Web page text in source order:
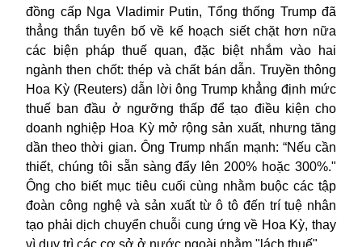
đồng cấp Nga Vladimir Putin, Tổng thống Trump đã
thẳng thắn tuyên bố về kế hoạch siết chặt hơn nữa
các biện pháp thuế quan, đặc biệt nhắm vào hai
ngành then chốt: thép và chất bán dẫn. Truyền thông
Hoa Kỳ (Reuters) dẫn lời ông Trump khẳng định mức
thuế ban đầu ở ngưỡng thấp để tạo điều kiện cho
doanh nghiệp Hoa Kỳ mở rộng sản xuất, nhưng tăng
dần theo thời gian. Ông Trump nhấn mạnh: “Nếu cần
thiết, chúng tôi sẵn sàng đẩy lên 200% hoặc 300%."
Ông cho biết mục tiêu cuối cùng nhằm buộc các tập
đoàn công nghệ và sản xuất từ ô tô đến trí tuệ nhân
tạo phải dịch chuyển chuỗi cung ứng về Hoa Kỳ, thay
vì duy trì các cơ sở ở nước ngoài nhằm "lách thuế".